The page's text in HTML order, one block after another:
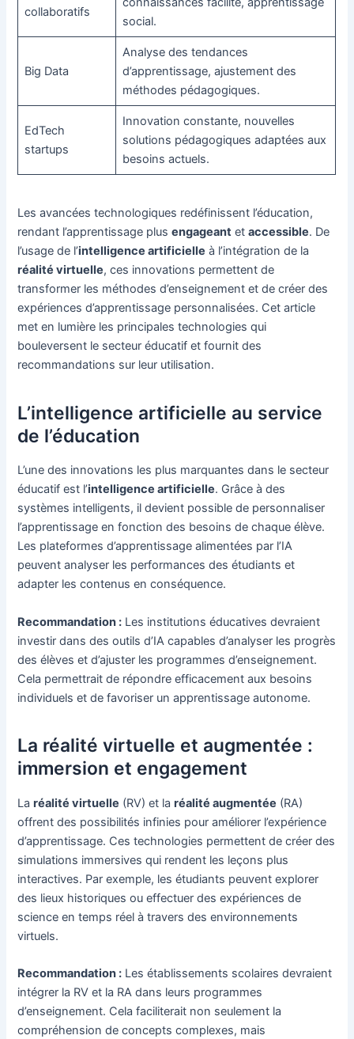
collaboratifs
social.
Big Data
Analyse des tendances
d’apprentissage, ajustement des
méthodes pédagogiques.
EdTech
startups
Innovation constante, nouvelles
solutions pédagogiques adaptées aux
besoins actuels.
Les avancées technologiques redéfinissent l’éducation,
rendant l’apprentissage plusengageant etaccessible. De
l’usage de l’intelligence artificielle à l’intégration de la
réalité virtuelle, ces innovations permettent de
transformer les méthodes d’enseignement et de créer des
expériences d’apprentissage personnalisées. Cet article
met en lumière les principales technologies qui
bouleversent le secteur éducatif et fournit des
recommandations sur leur utilisation.
L’intelligence artificielle au service
de l’éducation
L’une des innovations les plus marquantes dans le secteur
éducatif est l’intelligence artificielle. Grâce à des
systèmes intelligents, il devient possible de personnaliser
l’apprentissage en fonction des besoins de chaque élève.
Les plateformes d’apprentissage alimentées par l’IA
peuvent analyser les performances des étudiants et
adapter les contenus en conséquence.
Recommandation : Les institutions éducatives devraient
investir dans des outils d’IA capables d’analyser les progrès
des élèves et d’ajuster les programmes d’enseignement.
Cela permettrait de répondre efficacement aux besoins
individuels et de favoriser un apprentissage autonome.
La réalité virtuelle et augmentée :
immersion et engagement
Laréalité virtuelle (RV) et laréalité augmentée (RA)
offrent des possibilités infinies pour améliorer l’expérience
d’apprentissage. Ces technologies permettent de créer des
simulations immersives qui rendent les leçons plus
interactives. Par exemple, les étudiants peuvent explorer
des lieux historiques ou effectuer des expériences de
science en temps réel à travers des environnements
virtuels.
Recommandation : Les établissements scolaires devraient
intégrer la RV et la RA dans leurs programmes
d’enseignement. Cela faciliterait non seulement la
compréhension de concepts complexes, mais